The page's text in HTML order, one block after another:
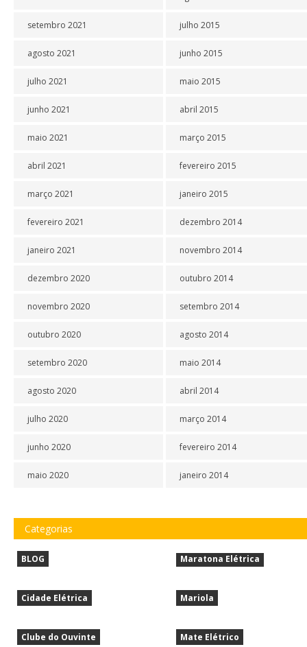
setembro 2021
agosto 2021
julho 2021
junho 2021
maio 2021
abril 2021
março 2021
fevereiro 2021
janeiro 2021
dezembro 2020
novembro 2020
outubro 2020
setembro 2020
agosto 2020
julho 2020
junho 2020
maio 2020
julho 2015
junho 2015
maio 2015
abril 2015
março 2015
fevereiro 2015
janeiro 2015
dezembro 2014
novembro 2014
outubro 2014
setembro 2014
agosto 2014
maio 2014
abril 2014
março 2014
fevereiro 2014
janeiro 2014
Categorias
BLOG
Cidade Elétrica
Clube do Ouvinte
Maratona Elétrica
Mariola
Mate Elétrico